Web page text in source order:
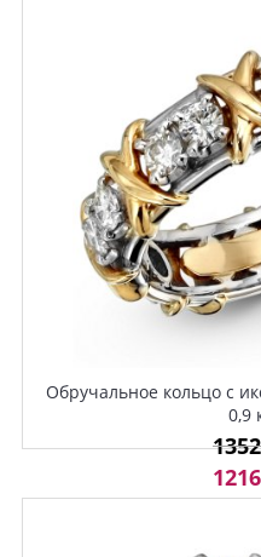
Обручальное кольцо с
0,9